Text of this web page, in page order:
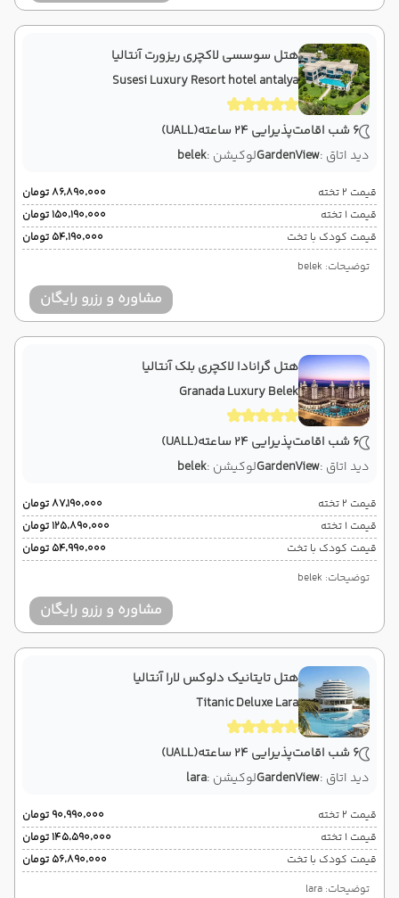
هتل سوسسی لاکچری ریزورت آنتالیا
Susesi Luxury Resort hotel antalya
6 شب اقامت پذیرایی 24 ساعته
(UALL)
دید اتاق :GardenViewلوکیشن :belek
قیمت 2 تخته
۸۶٬۸۹۰٬۰۰۰ تومان
قیمت 1 تخته
۱۵۰٬۱۹۰٬۰۰۰ تومان
قیمت کودک با تخت
۵۴٬۱۹۰٬۰۰۰ تومان
توضیحات: belek
مشاوره و رزرو رایگان
هتل گرانادا لاکچری بلک آنتالیا
Granada Luxury Belek
6 شب اقامت پذیرایی 24 ساعته
(UALL)
دید اتاق :GardenViewلوکیشن :belek
قیمت 2 تخته
۸۷٬۱۹۰٬۰۰۰ تومان
قیمت 1 تخته
۱۲۵٬۸۹۰٬۰۰۰ تومان
قیمت کودک با تخت
۵۴٬۹۹۰٬۰۰۰ تومان
توضیحات: belek
مشاوره و رزرو رایگان
هتل تایتانیک دلوکس لارا آنتالیا
Titanic Deluxe Lara
6 شب اقامت پذیرایی 24 ساعته
(UALL)
دید اتاق :GardenViewلوکیشن :lara
قیمت 2 تخته
۹۰٬۹۹۰٬۰۰۰ تومان
قیمت 1 تخته
۱۴۵٬۵۹۰٬۰۰۰ تومان
قیمت کودک با تخت
۵۶٬۸۹۰٬۰۰۰ تومان
توضیحات: lara